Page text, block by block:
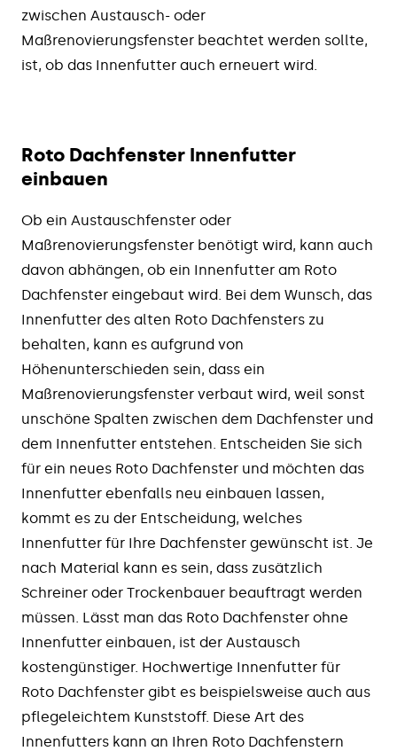
zwischen Austausch- oder
Maßrenovierungsfenster beachtet werden sollte,
ist, ob das Innenfutter auch erneuert wird.
Roto Dachfenster Innenfutter
einbauen
Ob ein Austauschfenster oder
Maßrenovierungsfenster benötigt wird, kann auch
davon abhängen, ob ein Innenfutter am Roto
Dachfenster eingebaut wird. Bei dem Wunsch, das
Innenfutter des alten Roto Dachfensters zu
behalten, kann es aufgrund von
Höhenunterschieden sein, dass ein
Maßrenovierungsfenster verbaut wird, weil sonst
unschöne Spalten zwischen dem Dachfenster und
dem Innenfutter entstehen. Entscheiden Sie sich
für ein neues Roto Dachfenster und möchten das
Innenfutter ebenfalls neu einbauen lassen,
kommt es zu der Entscheidung, welches
Innenfutter für Ihre Dachfenster gewünscht ist. Je
nach Material kann es sein, dass zusätzlich
Schreiner oder Trockenbauer beauftragt werden
müssen. Lässt man das Roto Dachfenster ohne
Innenfutter einbauen, ist der Austausch
kostengünstiger. Hochwertige Innenfutter für
Roto Dachfenster gibt es beispielsweise auch aus
pflegeleichtem Kunststoff. Diese Art des
Innenfutters kann an Ihren Roto Dachfenstern